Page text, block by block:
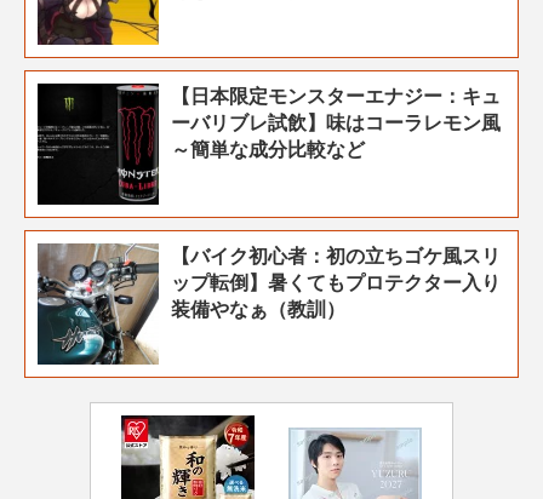
【日本限定モンスターエナジー：キュ
ーバリブレ試飲】味はコーラレモン風
～簡単な成分比較など
【バイク初心者：初の立ちゴケ風スリ
ップ転倒】暑くてもプロテクター入り
装備やなぁ（教訓）